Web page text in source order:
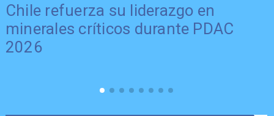
Chile refuerza su liderazgo en
minerales críticos durante PDAC
2026